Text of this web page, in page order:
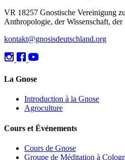
VR 18257 Gnostische Vereinigung
Anthropologie, der Wissenschaft,
kontakt@gnosisdeutschland.org
La Gnose
Introduction à la Gnose
Agroculture
Cours et Événements
Cours de Gnose
Groupe de Méditation à